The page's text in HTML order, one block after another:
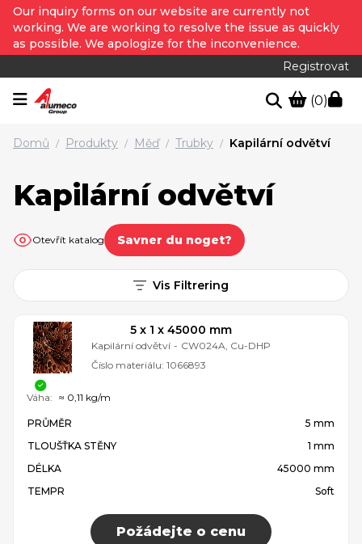
Our inquiry forms on our website are currently not
working. We are working to resolve the issue as quickly
as possible. We apologize for the inconvenience.
Registrovat
(0)
Domů / Produkty / Měď / Trubky / Kapilární odvětví
Kapilární odvětví
Otevřít katalog Savner du noget?
Vis Filtrering
5 x 1 x 45000 mm
Kapilární odvětví - CW024A, Cu-DHP
Číslo materiálu: 1066893
PRŮMĚR
5 mm
TLOUŠŤKA STĚNY
1 mm
DÉLKA
45000 mm
TEMPR
Soft
Požádejte o cenu
Váha: ≈ 0,11 kg/m